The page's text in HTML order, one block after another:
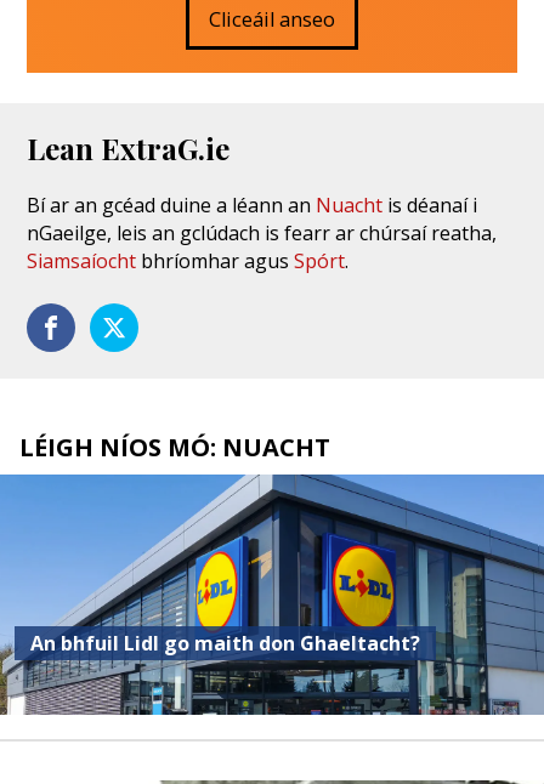
Cliceáil anseo
Lean ExtraG.ie
Bí ar an gcéad duine a léann an Nuacht is déanaí i
nGaeilge, leis an gclúdach is fearr ar chúrsaí reatha,
Siamsaíocht bhríomhar agusSpórt.
LÉIGH NÍOS MÓ: NUACHT
An bhfuil Lidl go maith don Ghaeltacht?